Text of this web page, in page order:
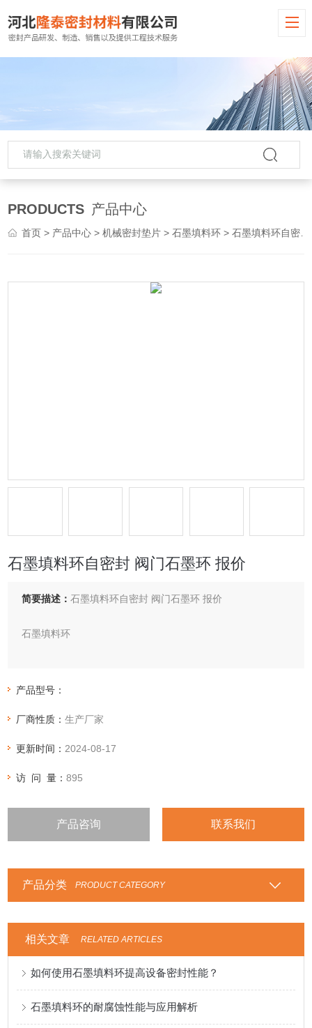
PRODUCTS 产品中心
首页 > 产品中心 >机械密封垫片 >石墨填料环 > 石墨填料环自密封 阀门石墨环 报价
石墨填料环自密封 阀门石墨环 报价
简要描述：石墨填料环自密封 阀门石墨环 报价
石墨填料环
环
膨胀石墨填料环是采用纯柔性膨胀石墨纸，经栽剪后在模具中
性、耐腐蚀性、耐热性、摩擦系数小、使用寿命长等优异性
能。
产品型号：
厂商性质：生产厂家
更新时间： 2024-08-17
访 问 量：895
产品咨询 联系我们
产品分类 PRODUCT CATEGORY
相关文章 RELATED ARTICLES
如何使用石墨填料环提高设备密封性能？
石墨填料环的耐腐蚀性能与应用解析